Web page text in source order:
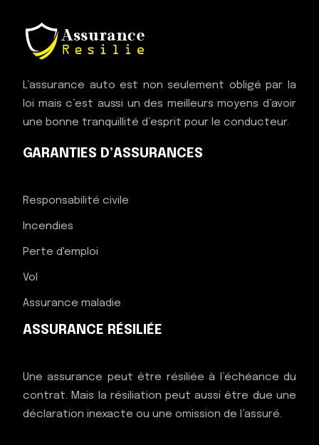
L’assurance auto est non seulement obligé par la
loi mais c’est aussi un des meilleurs moyens d’avoir
une bonne tranquillité d’esprit pour le conducteur.
GARANTIES D’ASSURANCES
Responsabilité civile
Incendies
Perte d'emploi
Vol
Assurance maladie
ASSURANCE RÉSILIÉE
Une assurance peut être résiliée à l’échéance du
contrat. Mais la résiliation peut aussi être due une
déclaration inexacte ou une omission de l’assuré.